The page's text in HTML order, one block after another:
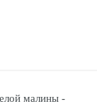
малины -